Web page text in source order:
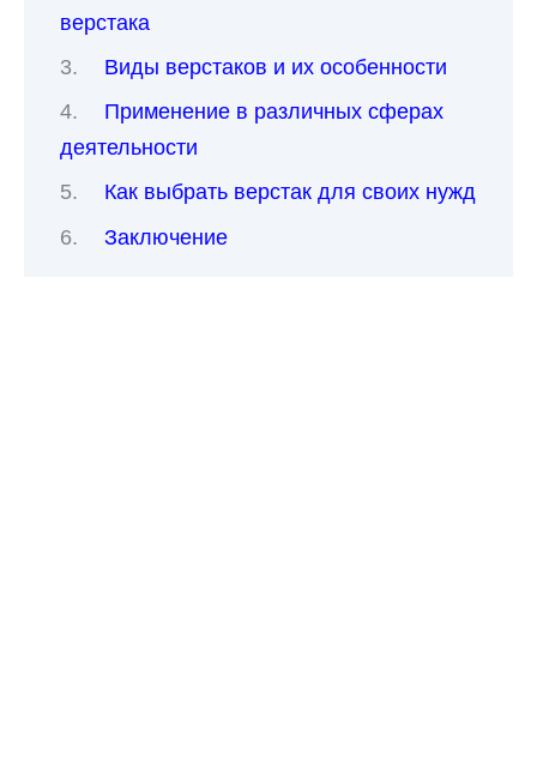
верстака
Виды верстаков и их особенности
Применение в различных сферах
деятельности
Как выбрать верстак для своих нужд
Заключение